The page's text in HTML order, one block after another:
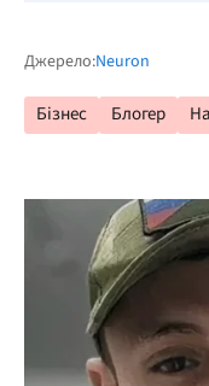
Джерело:Neuron
Бізнес Блогер